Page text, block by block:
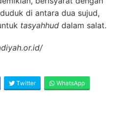
di antara dua sujud,
tasyahhud dalam salat.
Twitter WhatsApp